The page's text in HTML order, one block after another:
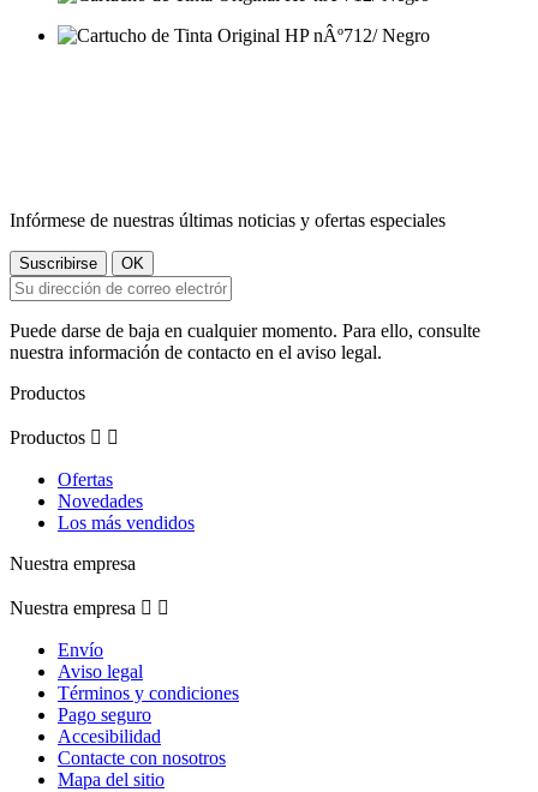
Infórmese de nuestras últimas noticias y ofertas especiales
Puede darse de baja en cualquier momento. Para ello, consulte
nuestra información de contacto en el aviso legal.
Productos
Productos  
Ofertas
Novedades
Los más vendidos
Nuestra empresa
Nuestra empresa  
Envío
Aviso legal
Términos y condiciones
Pago seguro
Accesibilidad
Contacte con nosotros
Mapa del sitio